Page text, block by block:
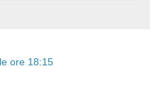
ore 18:15